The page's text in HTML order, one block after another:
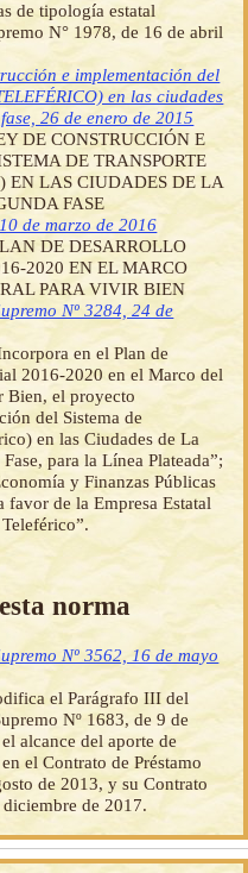
de tipología estatal
N° 1978, de 16 de abril
e implementación del
en las ciudades
26 de enero de 2015
DE CONSTRUCCIÓN E
DE TRANSPORTE
EN LAS CIUDADES DE LA
FASE
de marzo de 2016
DE DESARROLLO
2020 EN EL MARCO
PARA VIVIR BIEN
Nº 3284, 24 de
en el Plan de
2016-2020 en el Marco del
Bien, el proyecto
del Sistema de
en las Ciudades de La
para la Línea Plateada”;
y Finanzas Públicas
favor de la Empresa Estatal
norma
Nº 3562, 16 de mayo
el Parágrafo III del
Nº 1683, de 9 de
alcance del aporte de
el Contrato de Préstamo
de 2013, y su Contrato
de 2017.